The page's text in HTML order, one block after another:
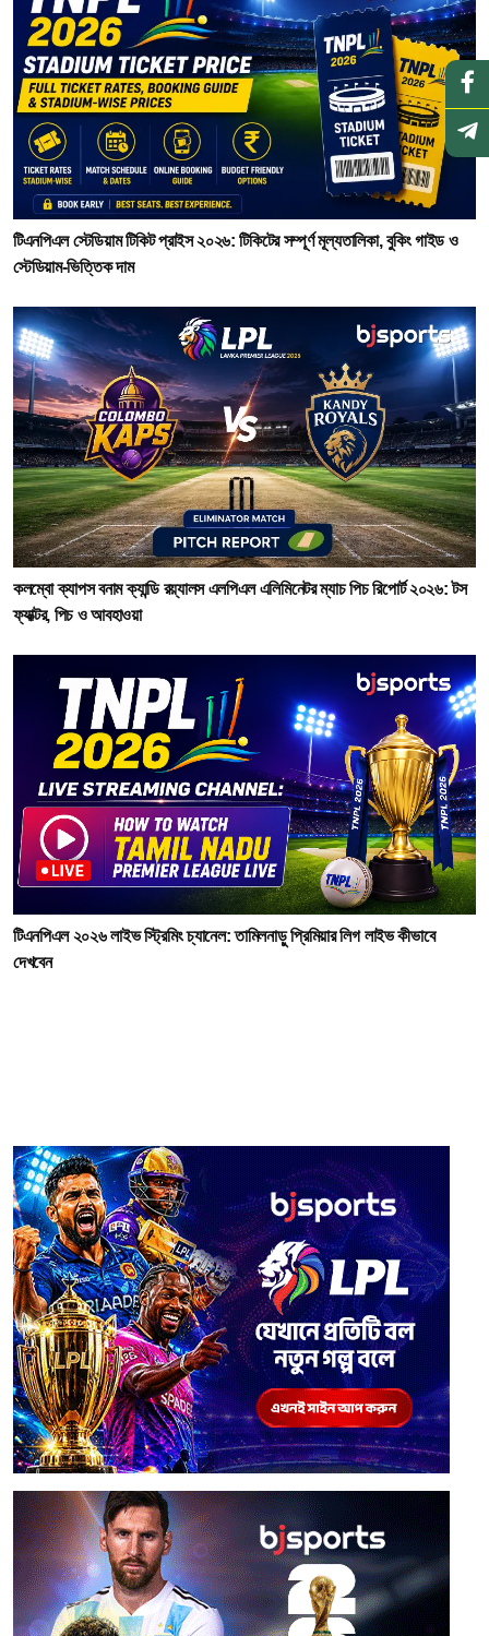
টিএনপিএল স্টেডিয়াম টিকিট প্রাইস ২০২৬: টিকিটের সম্পূর্ণ মূল্যতালিকা, বুকিং গাইড ও
স্টেডিয়াম-ভিত্তিক দাম
কলম্বো ক্যাপস বনাম ক্যান্ডি রয়্যালস এলপিএল এলিমিনেটর ম্যাচ পিচ রিপোর্ট ২০২৬: টস
ফ্যাক্টর, পিচ ও আবহাওয়া
টিএনপিএল ২০২৬ লাইভ স্ট্রিমিং চ্যানেল: তামিলনাড়ু প্রিমিয়ার লিগ লাইভ কীভাবে
দেখবেন